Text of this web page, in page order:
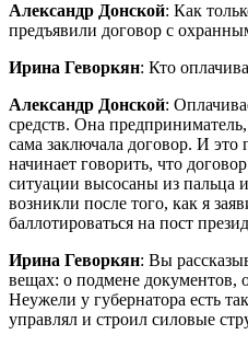
Александр Донской: Как
предъявили договор с
Ирина Геворкян: Кто
Александр Донской:
средств. Она
сама заключала договор. И это
начинает говорить, что
ситуации высосаны из пальца
возникли после того, как я
баллотироваться на пост
Ирина Геворкян: Вы
вещах: о подмене документов,
Неужели у губернатора есть
управлял и строил силовые